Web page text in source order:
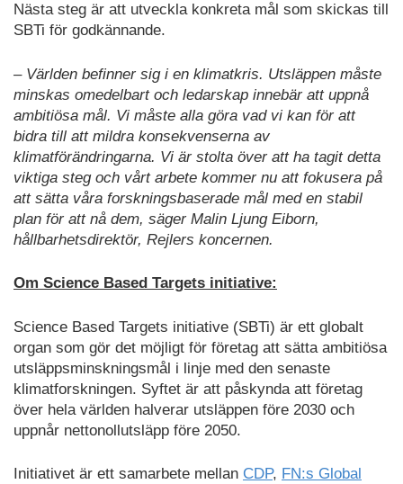
Nästa steg är att utveckla konkreta mål som skickas till
SBTi för godkännande.
– Världen befinner sig i en klimatkris. Utsläppen måste
minskas omedelbart och ledarskap innebär att uppnå
ambitiösa mål. Vi måste alla göra vad vi kan för att
bidra till att mildra konsekvenserna av
klimatförändringarna. Vi är stolta över att ha tagit detta
viktiga steg och vårt arbete kommer nu att fokusera på
att sätta våra forskningsbaserade mål med en stabil
plan för att nå dem, säger Malin Ljung Eiborn,
hållbarhetsdirektör, Rejlers koncernen.
Om Science Based Targets initiative:
Science Based Targets initiative (SBTi) är ett globalt
organ som gör det möjligt för företag att sätta ambitiösa
utsläppsminskningsmål i linje med den senaste
klimatforskningen. Syftet är att påskynda att företag
över hela världen halverar utsläppen före 2030 och
uppnår nettonollutsläpp före 2050.
Initiativet är ett samarbete mellan CDP, FN:s Global